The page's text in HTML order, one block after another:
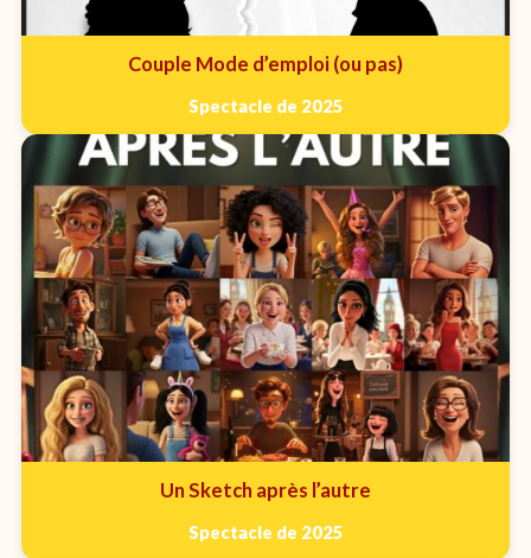
Couple Mode d’emploi (ou pas)
Spectacle de 2025
Un Sketch après l’autre
Spectacle de 2025